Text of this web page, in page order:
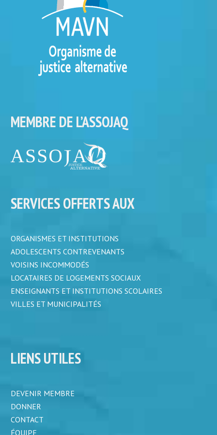
MEMBRE DE L’ASSOJAQ
SERVICES OFFERTS AUX
ORGANISMES ET INSTITUTIONS
ADOLESCENTS CONTREVENANTS
VOISINS INCOMMODÉS
LOCATAIRES DE LOGEMENTS SOCIAUX
ENSEIGNANTS ET INSTITUTIONS SCOLAIRES
VILLES ET MUNICIPALITÉS
LIENS UTILES
DEVENIR MEMBRE
DONNER
CONTACT
ÉQUIPE